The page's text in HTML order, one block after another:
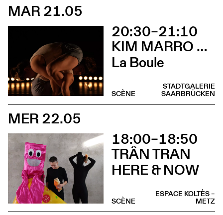
MAR 21.05
20:30–21:10
KIM MARRO & LIAM LELARGE
La Boule
STADTGALERIE
SAARBRÜCKEN
SCÈNE
MER 22.05
18:00–18:50
TRÂN TRAN
HERE & NOW
ESPACE KOLTÈS –
METZ
SCÈNE